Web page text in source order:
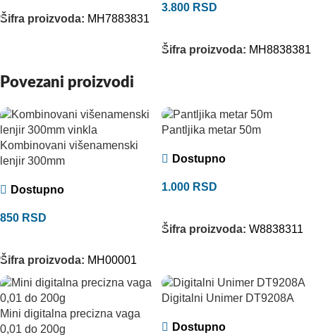
Šifra proizvoda: MH7883831
3.800 RSD
Šifra proizvoda: MH8838381
Povezani proizvodi
Kombinovani višenamenski
lenjir 300mm
Dostupno
850 RSD
Šifra proizvoda: MH00001
Pantljika metar 50m
Dostupno
1.000 RSD
Šifra proizvoda: W8838311
Mini digitalna precizna vaga
0,01 do 200g
Digitalni Unimer DT9208A
Dostupno